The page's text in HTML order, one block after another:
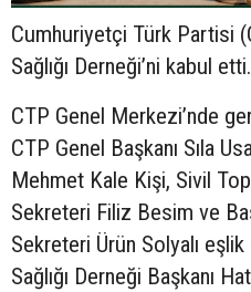
Cumhuriyetçi Türk Partisi
Sağlığı Derneği’ni kabul etti.
CTP Genel Merkezi’nde
CTP Genel Başkanı Sıla
Mehmet Kale Kişi, Sivil
Sekreteri Filiz Besim ve
Sekreteri Ürün Solyalı eşlik
Sağlığı Derneği Başkanı